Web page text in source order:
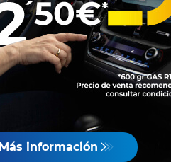
Más información